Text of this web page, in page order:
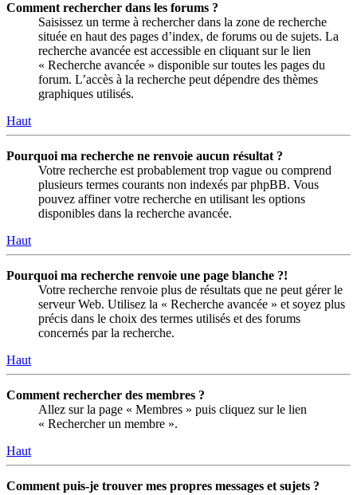
Comment rechercher dans les forums ?
Saisissez un terme à rechercher dans la zone de recherche
située en haut des pages d’index, de forums ou de sujets. La
recherche avancée est accessible en cliquant sur le lien
« Recherche avancée » disponible sur toutes les pages du
forum. L’accès à la recherche peut dépendre des thèmes
graphiques utilisés.
Haut
Pourquoi ma recherche ne renvoie aucun résultat ?
Votre recherche est probablement trop vague ou comprend
plusieurs termes courants non indexés par phpBB. Vous
pouvez affiner votre recherche en utilisant les options
disponibles dans la recherche avancée.
Haut
Pourquoi ma recherche renvoie une page blanche ?!
Votre recherche renvoie plus de résultats que ne peut gérer le
serveur Web. Utilisez la « Recherche avancée » et soyez plus
précis dans le choix des termes utilisés et des forums
concernés par la recherche.
Haut
Comment rechercher des membres ?
Allez sur la page « Membres » puis cliquez sur le lien
« Rechercher un membre ».
Haut
Comment puis-je trouver mes propres messages et sujets ?